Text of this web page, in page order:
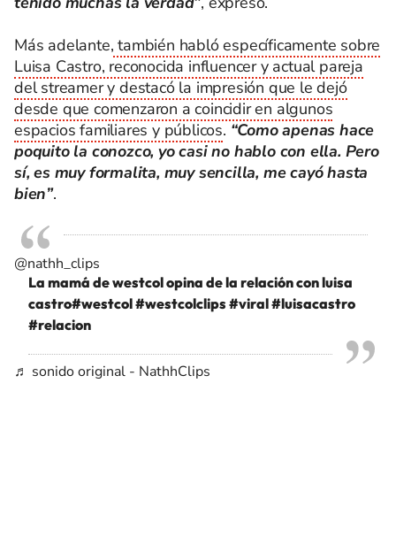
Más adelante, también habló específicamente sobre
Luisa Castro, reconocida influencer y actual pareja
del streamer y destacó la impresión que le dejó
desde que comenzaron a coincidir en algunos
espacios familiares y públicos. “Como apenas hace
poquito la conozco, yo casi no hablo con ella. Pero
sí, es muy formalita, muy sencilla, me cayó hasta
bien”.
@nathh_clips
La mamá de westcol opina de la relación con luisa
castro#westcol#westcolclips#viral#luisacastro
#relacion
♬ sonido original - NathhClips